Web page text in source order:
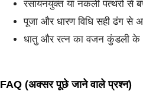
रसायनयुक्त या नकली पत्थरों से
पूजा और धारण विधि सही ढंग से
धातु और रत्न का वजन कुंडली के
FAQ (अक्सर पूछे जाने वाले प्रश्न)